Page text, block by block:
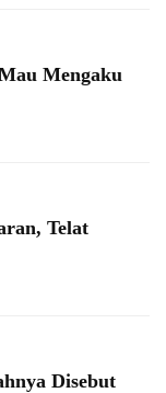
Mengaku
Telat
Disebut